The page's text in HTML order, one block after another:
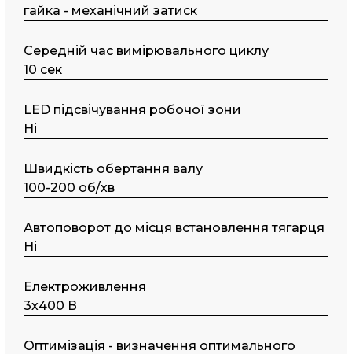
гайка - механічний затиск
Середній час вимірювального циклу
10 сек
LED підсвічування робочої зони
Ні
Швидкість обертання валу
100-200 об/хв
Автоповорот до місця встановлення тягарця
Ні
Електроживлення
3х400 В
Оптимізація - визначення оптимального